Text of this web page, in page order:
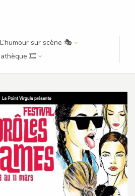
L’humour sur scène 🎭
🎞️
de Dames, etc. : les